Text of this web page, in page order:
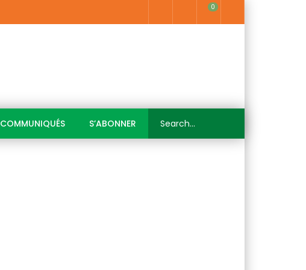
0
COMMUNIQUÉS S’ABONNER